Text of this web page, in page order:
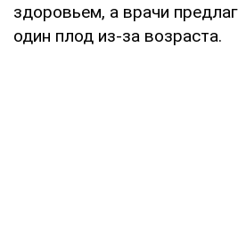
здоровьем, а врачи
один плод из-за возраста.